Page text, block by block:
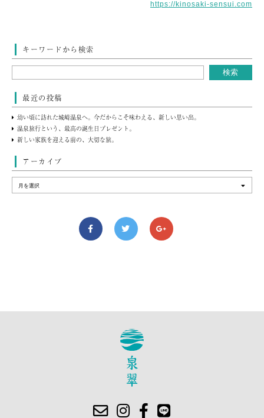
https://kinosaki-sensui.com
キーワードから検索
最近の投稿
幼い頃に訪れた城崎温泉へ。今だからこそ味わえる、新しい思い出。
温泉旅行という、最高の誕生日プレゼント。
新しい家族を迎える前の、大切な旅。
アーカイブ